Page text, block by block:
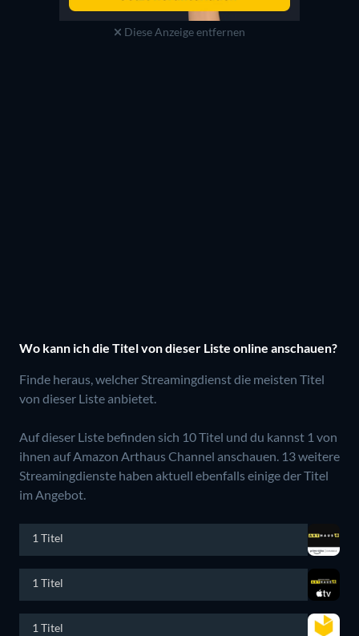
Diese Anzeige entfernen
Wo kann ich die Titel von dieser Liste online anschauen?
Finde heraus, welcher Streamingdienst die meisten Titel
von dieser Liste anbietet.
Auf dieser Liste befinden sich 10 Titel und du kannst 1 von
ihnen auf Amazon Arthaus Channel anschauen. 13 weitere
Streamingdienste haben aktuell ebenfalls einige der Titel
im Angebot.
1 Titel
1 Titel
1 Titel